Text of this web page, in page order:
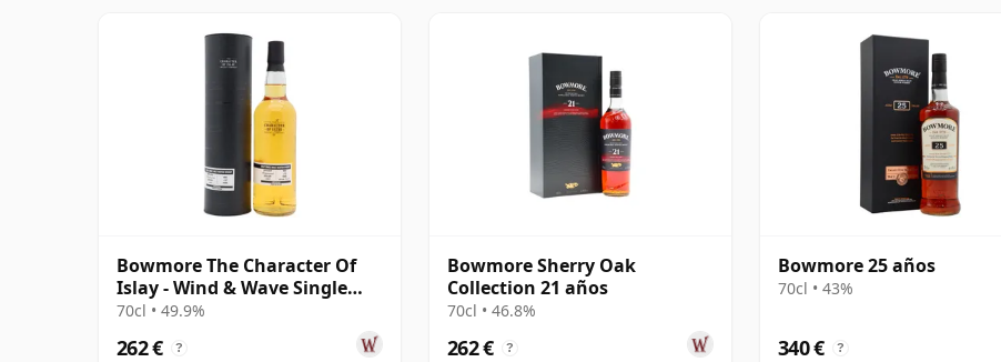
Bowmore The Character Of
Islay - Wind & Wave Single
Cask # 2003 16 años
70cl • 49.9%
262 € ?
Bowmore Sherry Oak
Collection 21 años
70cl • 46.8%
262 € ?
Bowmore 25 años
70cl • 43%
340 € ?